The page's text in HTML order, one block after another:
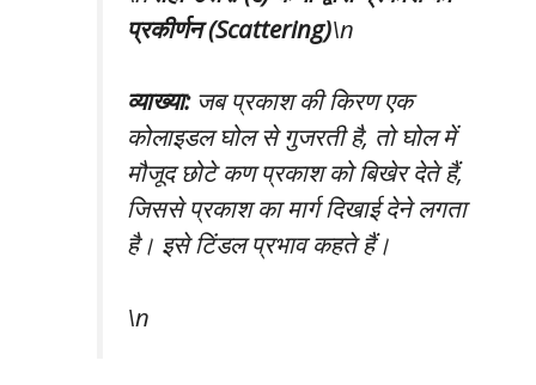
प्रकीर्णन (Scattering)\n
व्याख्या:जब प्रकाश की किरण एक
कोलाइडल घोल से गुजरती है, तो घोल में
मौजूद छोटे कण प्रकाश को बिखेर देते हैं,
जिससे प्रकाश का मार्ग दिखाई देने लगता
है। इसे टिंडल प्रभाव कहते हैं।
\n